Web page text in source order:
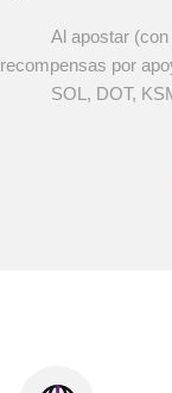
Al apostar
recompensas por
SOL, DOT,